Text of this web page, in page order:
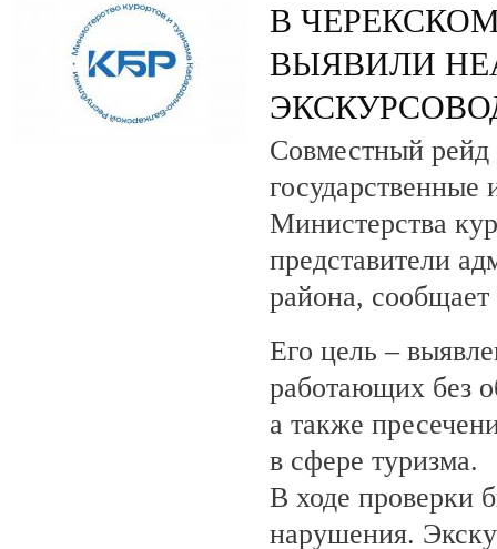
В
ВЫЯВИЛИ
Совместный рейд
государственные
Министерства
представители
района,
Его цель –
работающих без
а также
в сфере туризма.
В ходе проверки
нарушения.